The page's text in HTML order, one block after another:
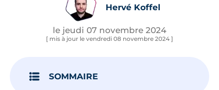
Hervé Koffel
le jeudi 07 novembre 2024
[ mis à jour le vendredi 08 novembre 2024 ]
SOMMAIRE